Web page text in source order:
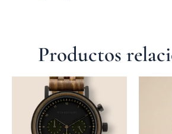
Productos